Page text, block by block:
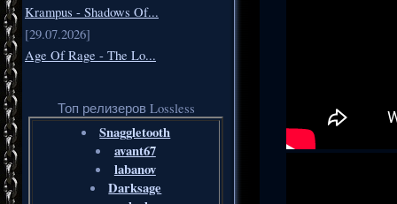
Krampus - Shadows Of...
[29.07.2026]
Age Of Rage - The Lo...
Топ релизеров Lossless
Snaggletooth
avant67
labanov
Darksage